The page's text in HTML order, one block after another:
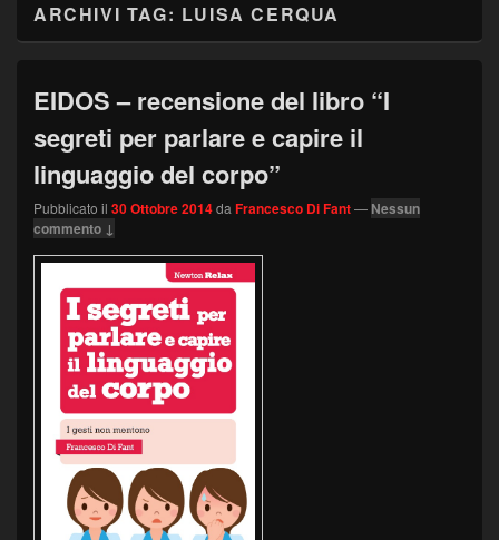
ARCHIVI TAG: LUISA CERQUA
EIDOS – recensione del libro “I
segreti per parlare e capire il
linguaggio del corpo”
Pubblicato il 30 Ottobre 2014da Francesco Di Fant— Nessun
commento ↓